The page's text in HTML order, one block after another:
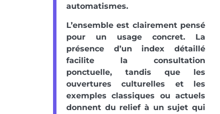
automatismes.
L’ensemble est clairement pensé
pour un usage concret. La
présence d’un index détaillé
facilite la consultation
ponctuelle, tandis que les
ouvertures culturelles et les
exemples classiques ou actuels
donnent du relief à un sujet qui